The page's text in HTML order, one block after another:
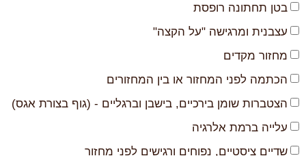
בטן תחתונה רופסת
עצבנית ומרגישה "על הקצה"
מחזור מקדים
הכתמה לפני המחזור או בין המחזורים
הצטברות שומן בירכיים, בישבן וברגליים - (גוף בצורת אגס)
עלייה ברמת אלרגיה
שדיים ציסטיים, נפוחים ורגישים לפני מחזור